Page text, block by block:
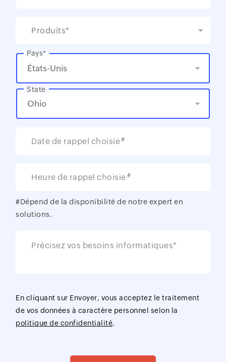
Produits*
Pays*
State
Date de rappel choisie#
Heure de rappel choisie #
#Dépend de la disponibilité de notre expert en
solutions.
Précisez vos besoins informatiques*
En cliquant sur Envoyer, vous acceptez le traitement
de vos données à caractère personnel selon la
politique de confidentialité.